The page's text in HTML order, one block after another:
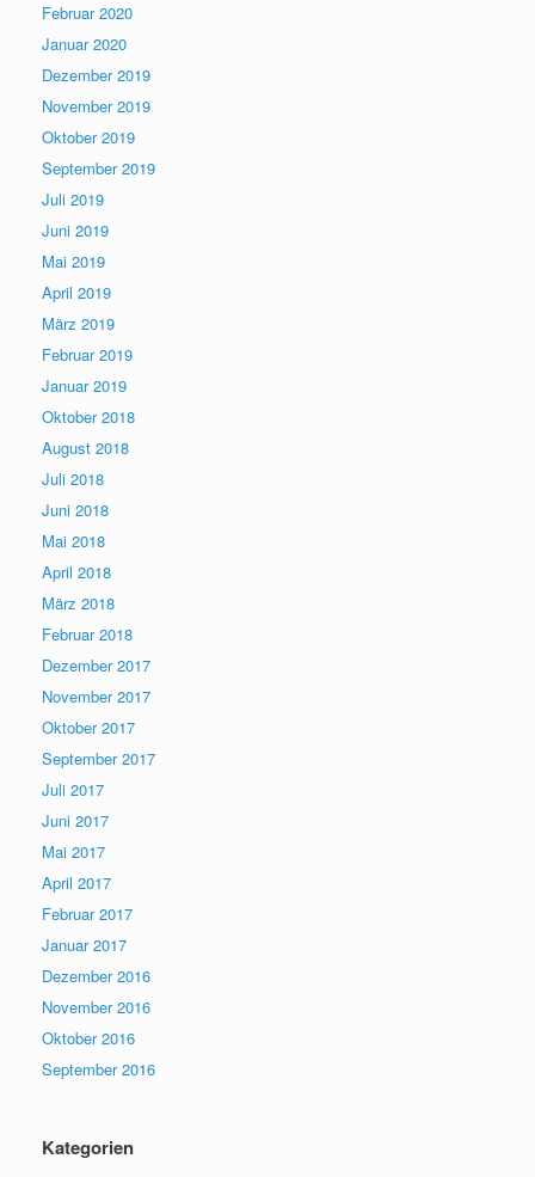
Februar 2020
Januar 2020
Dezember 2019
November 2019
Oktober 2019
September 2019
Juli 2019
Juni 2019
Mai 2019
April 2019
März 2019
Februar 2019
Januar 2019
Oktober 2018
August 2018
Juli 2018
Juni 2018
Mai 2018
April 2018
März 2018
Februar 2018
Dezember 2017
November 2017
Oktober 2017
September 2017
Juli 2017
Juni 2017
Mai 2017
April 2017
Februar 2017
Januar 2017
Dezember 2016
November 2016
Oktober 2016
September 2016
Kategorien